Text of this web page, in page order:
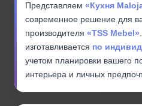
Представляем «Кухня
современное решение для
производителя «TSS Mebel»
изготавливается по
учетом планировки вашего
интерьера и личных